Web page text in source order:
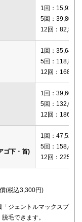
1回：15,920円
5回：39,800円
12回：82,560
1回：35,640円
5回：118,800
12回：
1回：39,600円
5回：132,000
12回：
ゴ下・首)
1回：47,520円
5回：158,400
12回：
(税込3,300円)
ジェントルマックスプ
毛できます。